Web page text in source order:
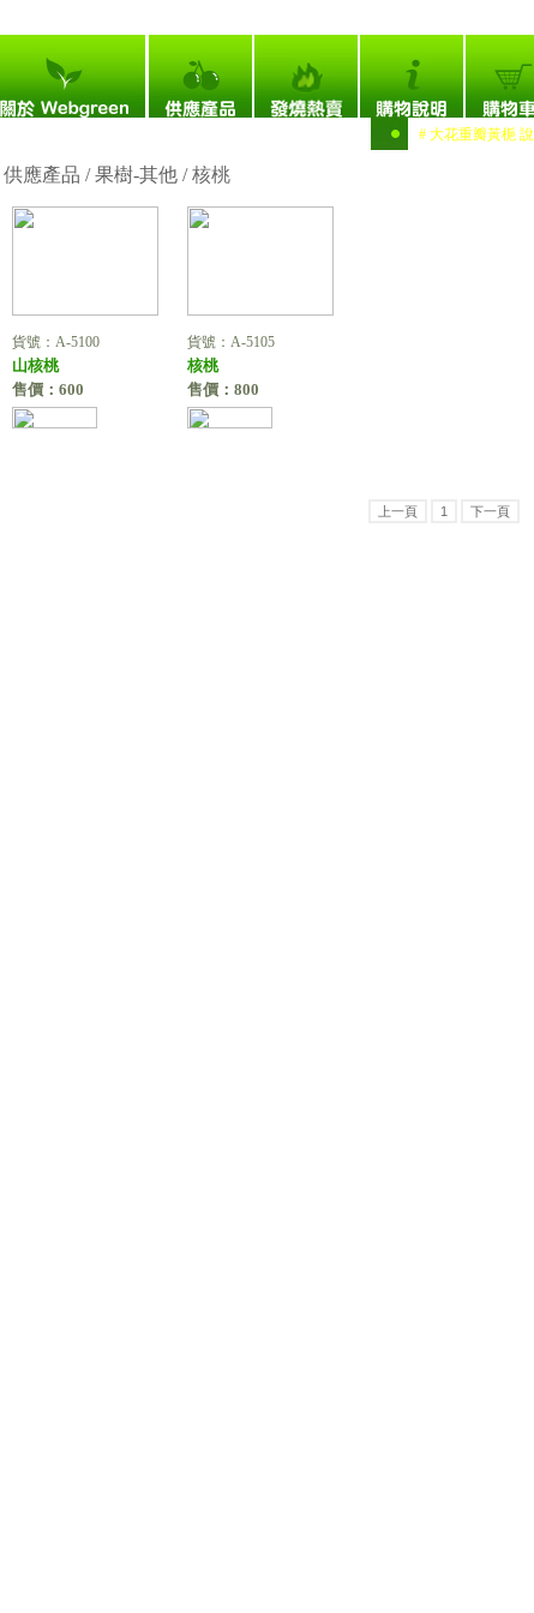
覽人次：4,702,790
# 黃實海棠 說明 / 相片已更新。 # 大花重瓣黃梔 說明
供應產品 / 果樹-其他 /核桃
貨號：A-5100
山核桃
售價：600
貨號：A-5105
核桃
售價：800
上一頁 1 下一頁